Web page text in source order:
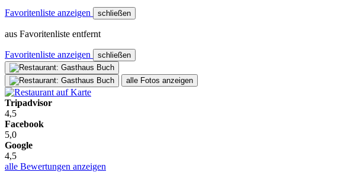
Favoritenliste anzeigen schließen
aus Favoritenliste entfernt
Favoritenliste anzeigen schließen
alle Fotos anzeigen
Tripadvisor
4,5
Facebook
5,0
Google
4,5
alle Bewertungen anzeigen